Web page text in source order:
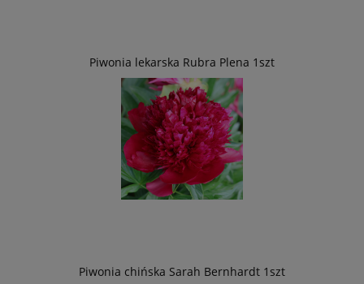
Piwonia lekarska Rubra Plena 1szt
Piwonia chińska Sarah Bernhardt 1szt